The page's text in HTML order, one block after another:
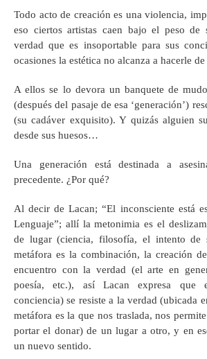
Todo acto de creación es una violencia,
eso ciertos artistas caen bajo el peso de
verdad que es insoportable para sus
ocasiones la estética no alcanza a hacerle
A ellos se lo devora un banquete de
(después del pasaje de esa ‘generación’)
(su cadáver exquisito). Y quizás alguien
desde sus huesos…
Una generación está destinada a
precedente. ¿Por qué?
Al decir de Lacan; “El inconsciente está
Lenguaje”; allí la metonimia es el
de lugar (ciencia, filosofía, el intento de
metáfora es la combinación, la creación
encuentro con la verdad (el arte en
poesía, etc.), así Lacan expresa que
conciencia) se resiste a la verdad (ubicada
metáfora es la que nos traslada, nos
portar el donar) de un lugar a otro, y en
un nuevo sentido.